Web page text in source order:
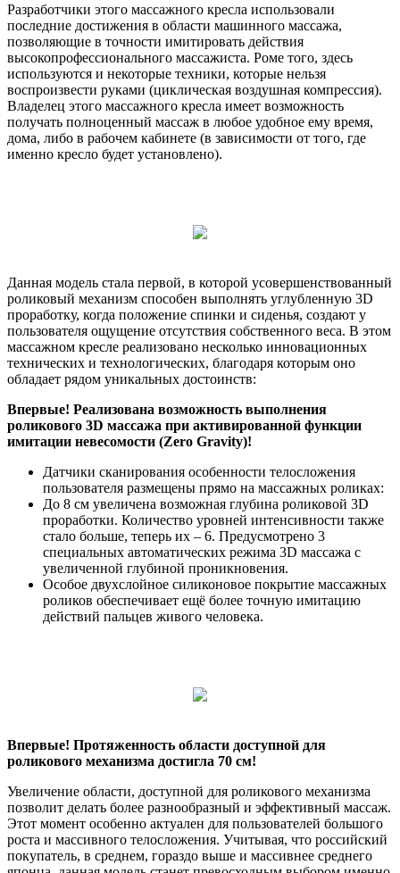
Разработчики этого массажного кресла использовали
последние достижения в области машинного массажа,
позволяющие в точности имитировать действия
высокопрофессионального массажиста. Роме того, здесь
используются и некоторые техники, которые нельзя
воспроизвести руками (циклическая воздушная компрессия).
Владелец этого массажного кресла имеет возможность
получать полноценный массаж в любое удобное ему время,
дома, либо в рабочем кабинете (в зависимости от того, где
именно кресло будет установлено).
Данная модель стала первой, в которой усовершенствованный
роликовый механизм способен выполнять углубленную 3D
проработку, когда положение спинки и сиденья, создают у
пользователя ощущение отсутствия собственного веса. В этом
массажном кресле реализовано несколько инновационных
технических и технологических, благодаря которым оно
обладает рядом уникальных достоинств:
Впервые! Реализована возможность выполнения
роликового 3D массажа при активированной функции
имитации невесомости (Zero Gravity)!
Датчики сканирования особенности телосложения
пользователя размещены прямо на массажных роликах:
До 8 см увеличена возможная глубина роликовой 3D
проработки. Количество уровней интенсивности также
стало больше, теперь их – 6. Предусмотрено 3
специальных автоматических режима 3D массажа с
увеличенной глубиной проникновения.
Особое двухслойное силиконовое покрытие массажных
роликов обеспечивает ещё более точную имитацию
действий пальцев живого человека.
Впервые! Протяженность области доступной для
роликового механизма достигла 70 см!
Увеличение области, доступной для роликового механизма
позволит делать более разнообразный и эффективный массаж.
Этот момент особенно актуален для пользователей большого
роста и массивного телосложения. Учитывая, что российский
покупатель, в среднем, гораздо выше и массивнее среднего